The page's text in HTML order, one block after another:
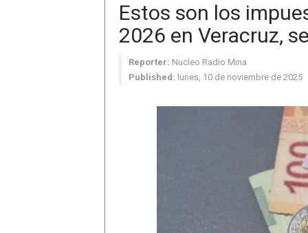
Estos son los
2026 en Veracruz,
Reporter: Nucleo Radio Mina
Published: lunes, 10 de noviembre de 2025